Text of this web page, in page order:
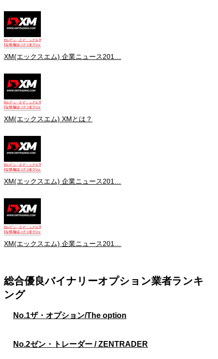
XM(エックスエム) 企業ニュース201…
XM(エックスエム) XMとは？
XM(エックスエム) 企業ニュース201…
XM(エックスエム) 企業ニュース201…
総合優良バイナリーオプション業者ランキ
ング
No.1ザ・オプション/The option
No.2ゼン・トレーダー / ZENTRADER